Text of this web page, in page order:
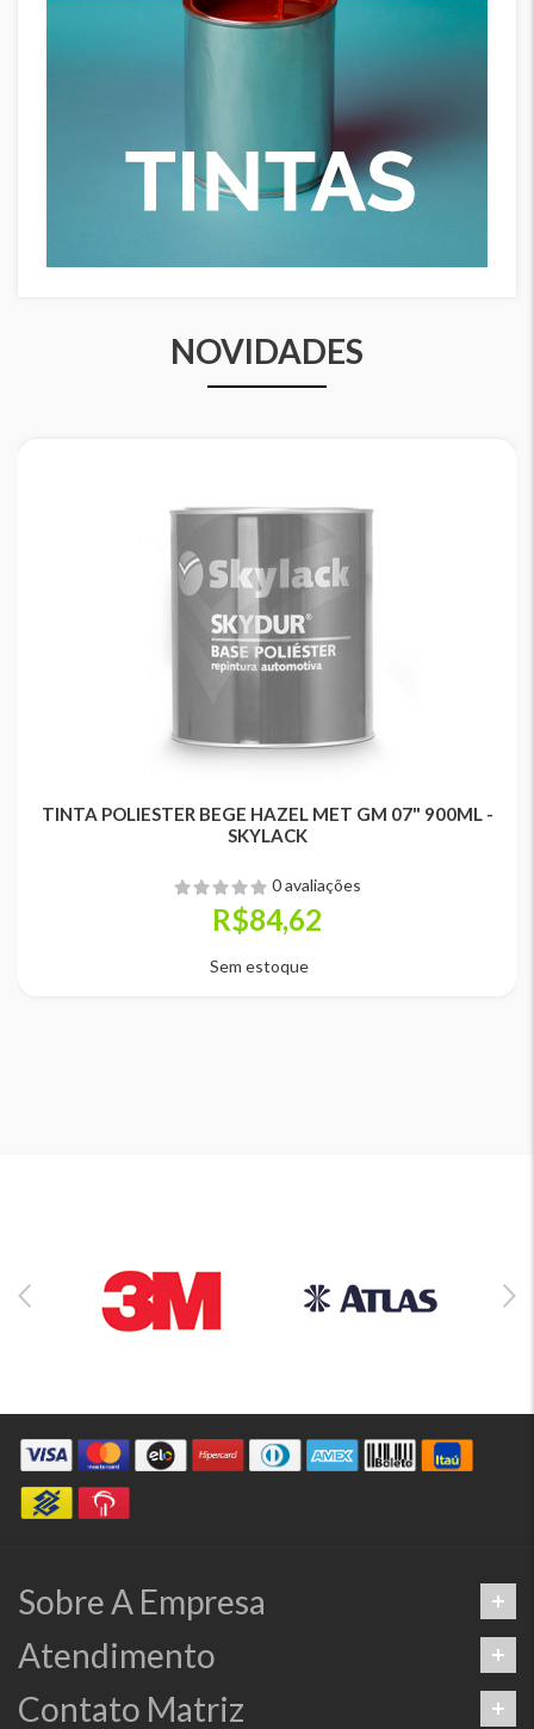
NOVIDADES
TINTA POLIESTER BEGE HAZEL MET GM 07" 900ML -
SKYLACK
0 avaliações
R$84,62
Sem estoque
Sobre A Empresa
Atendimento
Contato Matriz